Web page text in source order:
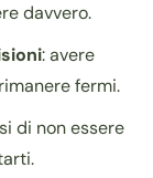
davvero.
: avere
fermi.
di non essere